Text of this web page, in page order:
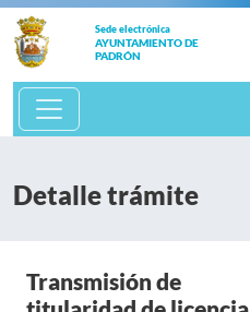
Sede electrónica
AYUNTAMIENTO DE
PADRÓN
Detalle trámite
Transmisión de